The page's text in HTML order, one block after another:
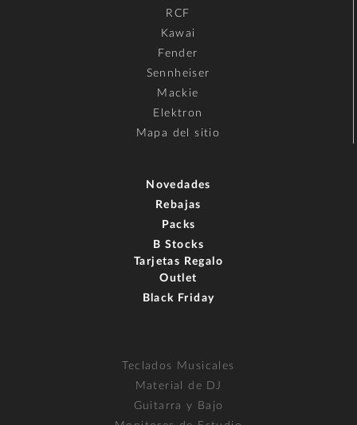
RCF
Kawai
Fender
Sennheiser
Mackie
Elektron
Mapa del sitio
Novedades
Rebajas
Packs
B Stocks
Tarjetas Regalo
Outlet
Black Friday
Teclados Musicales
Material de DJ
Guitarra y Bajo